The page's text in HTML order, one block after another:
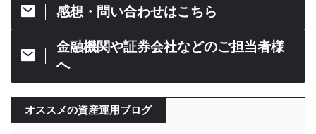
感想・問い合わせはこちら
金融機関や証券会社などのご担当者様
へ
オススメの資産運用ブログ